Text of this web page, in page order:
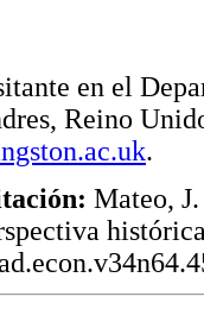
en el
Reino
.
Mateo,